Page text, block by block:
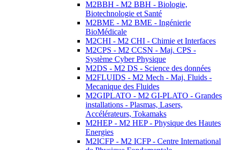
M2BBH - M2 BBH - Biologie,
Biotechnologie et Santé
M2BME - M2 BME - Ingénierie
BioMédicale
M2CHI - M2 CHI - Chimie et Interfaces
M2CPS - M2 CCSN - Maj. CPS -
Système Cyber Physique
M2DS - M2 DS - Science des données
M2FLUIDS - M2 Mech - Maj. Fluids -
Mecanique des Fluides
M2GIPLATO - M2 GI-PLATO - Grandes
installations - Plasmas, Lasers,
Accélérateurs, Tokamaks
M2HEP - M2 HEP - Physique des Hautes
Energies
M2ICFP - M2 ICFP - Centre International